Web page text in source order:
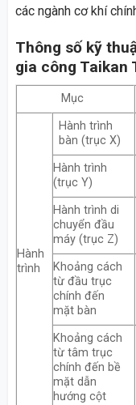
các ngành cơ khí
Thông số kỹ
gia công Taikan
Mục
Hành
trình
Hành trình
bàn (trục X)
Hành trình
(trục Y)
Hành trình di
chuyển đầu
máy (trục Z)
Khoảng cách
từ đầu trục
chính đến
mặt bàn
Khoảng cách
từ tâm trục
chính đến bề
mặt dẫn
hướng cột